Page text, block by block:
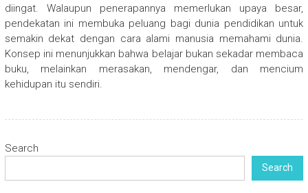
diingat. Walaupun penerapannya memerlukan upaya besar,
pendekatan ini membuka peluang bagi dunia pendidikan untuk
semakin dekat dengan cara alami manusia memahami dunia.
Konsep ini menunjukkan bahwa belajar bukan sekadar membaca
buku, melainkan merasakan, mendengar, dan mencium
kehidupan itu sendiri.
Search
Search